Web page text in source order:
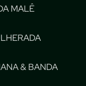
MALÊ
& BANDA